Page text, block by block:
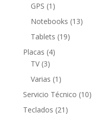
GPS 1 1
producto
Notebooks 1313
Tablets 1919
Placas 44
TV 33
productos
Varias 1 1
producto
Servicio Técnico 1010
Teclados 21 21